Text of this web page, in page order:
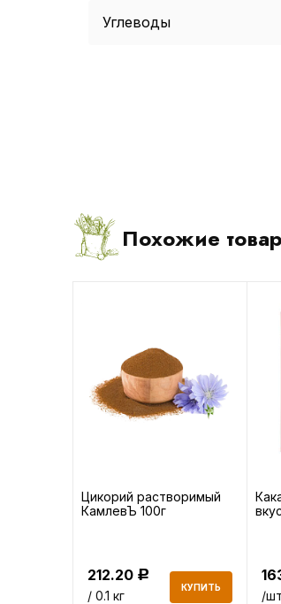
Углеводы
Похожие
Цикорий растворимый
КамлевЪ 100г
212.20 Р
/ 0.1 кг
КУПИТЬ
/шт